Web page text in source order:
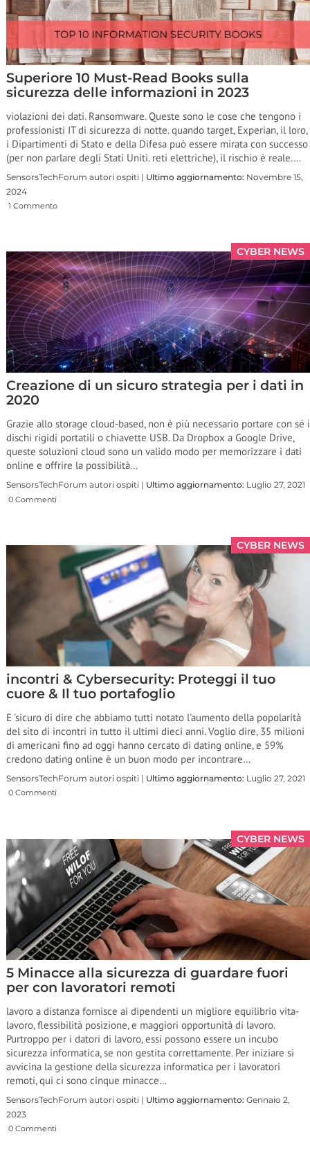
Superiore 10 Must-Read Books sulla
sicurezza delle informazioni in 2023
violazioni dei dati. Ransomware. Queste sono le cose che tengono i
professionisti IT di sicurezza di notte. quando target, Experian, il loro,
i Dipartimenti di Stato e della Difesa può essere mirata con successo
(per non parlare degli Stati Uniti. reti elettriche), il rischio è reale.…
SensorsTechForum autori ospiti | Ultimo aggiornamento: Novembre 15,
2024
1 Commento
CYBER NEWS
Creazione di un sicuro strategia per i dati in
2020
Grazie allo storage cloud-based, non è più necessario portare con sé i
dischi rigidi portatili o chiavette USB. Da Dropbox a Google Drive,
queste soluzioni cloud sono un valido modo per memorizzare i dati
online e offrire la possibilità…
SensorsTechForum autori ospiti | Ultimo aggiornamento: Luglio 27, 2021
0 Commenti
CYBER NEWS
incontri & Cybersecurity: Proteggi il tuo
cuore & Il tuo portafoglio
E 'sicuro di dire che abbiamo tutti notato l'aumento della popolarità
del sito di incontri in tutto il ultimi dieci anni. Voglio dire, 35 milioni
di americani fino ad oggi hanno cercato di dating online, e 59%
credono dating online è un buon modo per incontrare…
SensorsTechForum autori ospiti | Ultimo aggiornamento: Luglio 27, 2021
0 Commenti
CYBER NEWS
5 Minacce alla sicurezza di guardare fuori
per con lavoratori remoti
lavoro a distanza fornisce ai dipendenti un migliore equilibrio vita-
lavoro, flessibilità posizione, e maggiori opportunità di lavoro.
Purtroppo per i datori di lavoro, essi possono essere un incubo
sicurezza informatica, se non gestita correttamente. Per iniziare si
avvicina la gestione della sicurezza informatica per i lavoratori
remoti, qui ci sono cinque minacce…
SensorsTechForum autori ospiti | Ultimo aggiornamento: Gennaio 2,
2023
0 Commenti